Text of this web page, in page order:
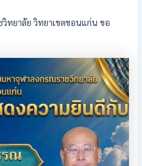
ทยาลัย วิทยาเขตขอนแก่น ขอ